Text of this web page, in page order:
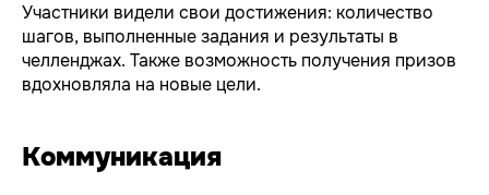
Участники видели свои достижения: количество
шагов, выполненные задания и результаты в
челленджах. Также возможность получения призов
вдохновляла на новые цели.
Коммуникация